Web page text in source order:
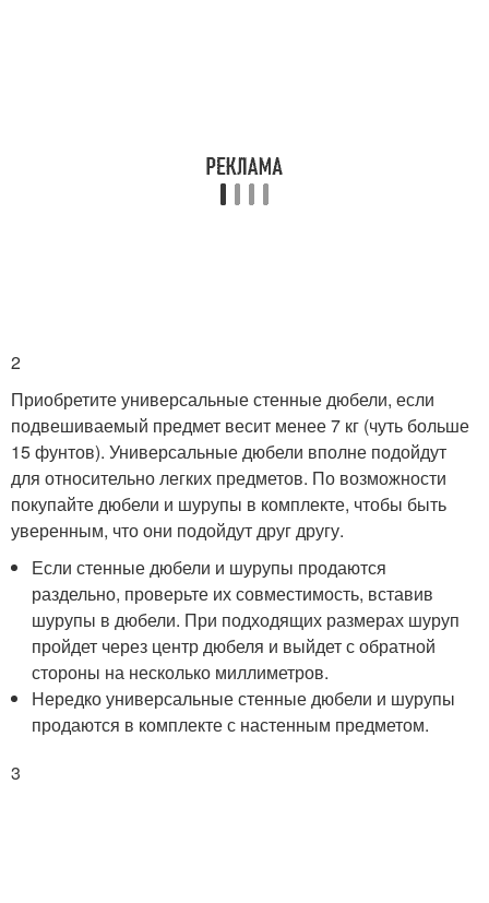
2
Приобретите универсальные стенные дюбели, если
подвешиваемый предмет весит менее 7 кг (чуть больше
15 фунтов). Универсальные дюбели вполне подойдут
для относительно легких предметов. По возможности
покупайте дюбели и шурупы в комплекте, чтобы быть
уверенным, что они подойдут друг другу.
Если стенные дюбели и шурупы продаются
раздельно, проверьте их совместимость, вставив
шурупы в дюбели. При подходящих размерах шуруп
пройдет через центр дюбеля и выйдет с обратной
стороны на несколько миллиметров.
Нередко универсальные стенные дюбели и шурупы
продаются в комплекте с настенным предметом.
3